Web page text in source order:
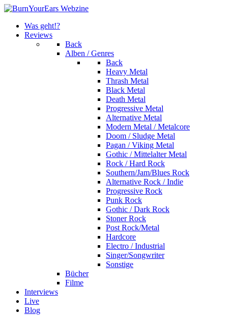
Was geht!?
Reviews
Back
Alben / Genres
Back
Heavy Metal
Thrash Metal
Black Metal
Death Metal
Progressive Metal
Alternative Metal
Modern Metal / Metalcore
Doom / Sludge Metal
Pagan / Viking Metal
Gothic / Mittelalter Metal
Rock / Hard Rock
Southern/Jam/Blues Rock
Alternative Rock / Indie
Progressive Rock
Punk Rock
Gothic / Dark Rock
Stoner Rock
Post Rock/Metal
Hardcore
Electro / Industrial
Singer/Songwriter
Sonstige
Bücher
Filme
Interviews
Live
Blog